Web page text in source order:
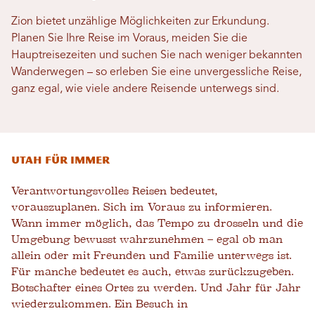
Zion bietet unzählige Möglichkeiten zur Erkundung.
Planen Sie Ihre Reise im Voraus, meiden Sie die
Hauptreisezeiten und suchen Sie nach weniger bekannten
Wanderwegen – so erleben Sie eine unvergessliche Reise,
ganz egal, wie viele andere Reisende unterwegs sind.
Utah Für immer
Verantwortungsvolles Reisen bedeutet,
vorauszuplanen. Sich im Voraus zu informieren.
Wann immer möglich, das Tempo zu drosseln und die
Umgebung bewusst wahrzunehmen – egal ob man
allein oder mit Freunden und Familie unterwegs ist.
Für manche bedeutet es auch, etwas zurückzugeben.
Botschafter eines Ortes zu werden. Und Jahr für Jahr
wiederzukommen. Ein Besuch in